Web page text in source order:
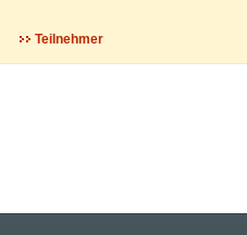
Teilnehmer